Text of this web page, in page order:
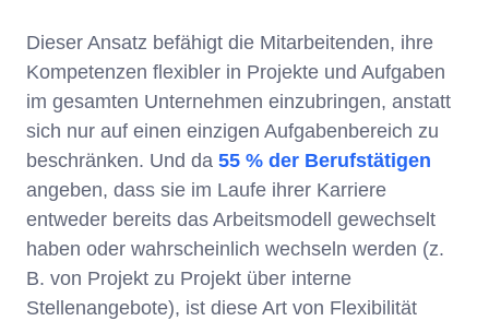
Dieser Ansatz befähigt die Mitarbeitenden, ihre
Kompetenzen flexibler in Projekte und Aufgaben
im gesamten Unternehmen einzubringen, anstatt
sich nur auf einen einzigen Aufgabenbereich zu
beschränken. Und da 55 % der Berufstätigen
angeben, dass sie im Laufe ihrer Karriere
entweder bereits das Arbeitsmodell gewechselt
haben oder wahrscheinlich wechseln werden (z.
B. von Projekt zu Projekt über interne
Stellenangebote), ist diese Art von Flexibilität